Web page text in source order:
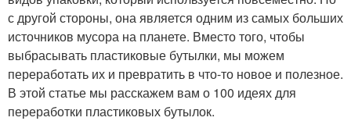
с другой стороны, она является одним из самых больших
источников мусора на планете. Вместо того, чтобы
выбрасывать пластиковые бутылки, мы можем
переработать их и превратить в что-то новое и полезное.
В этой статье мы расскажем вам о 100 идеях для
переработки пластиковых бутылок.